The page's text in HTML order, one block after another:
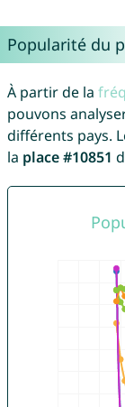
Popularité du
À partir de la
pouvons
différents pays.
la place #10851